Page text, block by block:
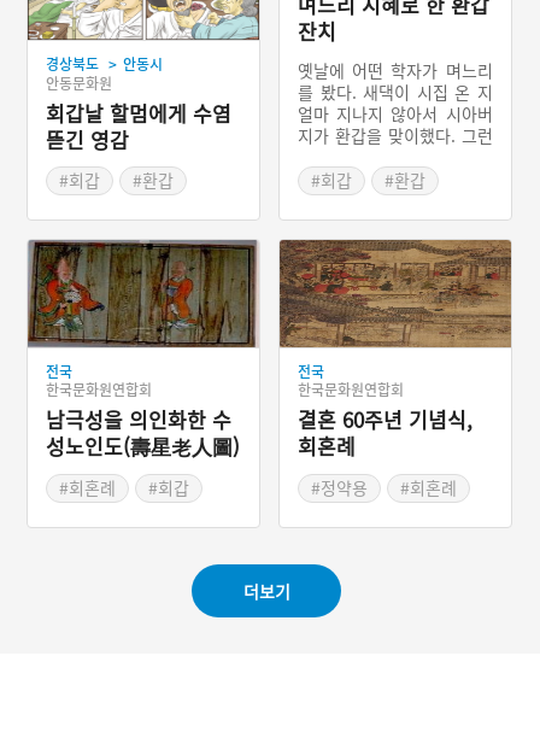
경상북도 > 안동시
안동문화원
회갑날 할멈에게 수염
뜯긴 영감
#회갑
#환갑
#경상북도 관혼상제
잔치
옛날에 어떤 학자가 며느리
를 봤다. 새댁이 시집 온 지
얼마 지나지 않아서 시아버
지가 환갑을 맞이했다. 그런
갑잔치를 차려드릴 수가 없
었다. 시댁은 냇가에 있는
뱀을 이용하여 큰집의 업이
자기 집으로 옮겨온 것으로
꾸민다. 큰아버지는 조카며
느리에게 논 열 마지기와 볏
섬을 주고 업구렁이를 되찾
아 온다. 시댁은 큰아버지에
게서 받은 볏섬으로 시아버
지의 환갑잔치를 성대하게
치렀다는 이야기이다.
#회갑
#환갑
전국
한국문화원연합회
남극성을 의인화한 수
성노인도(壽星老人圖)
#회혼례
#회갑
전국
한국문화원연합회
결혼 60주년 기념식,
회혼례
#정약용
#회혼례
#결혼60주년
#금혼식
더보기